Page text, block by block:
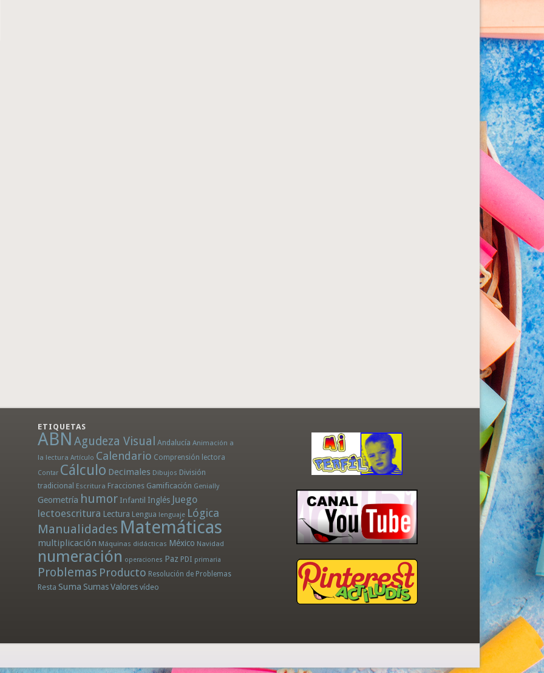
ETIQUETAS
ABN Agudeza Visual Andalucía Animación a
la lectura Artículo Calendario Comprensión lectora
Contar Cálculo Decimales Dibujos División
tradicional Escritura Fracciones Gamificación Genially
Geometría humor Infantil Inglés Juego
lectoescritura Lectura Lengua lenguaje Lógica
Manualidades Matemáticas
multiplicación Máquinas didácticas México Navidad
numeración operaciones Paz PDI primaria
Problemas Producto Resolución de Problemas
Resta Suma SumasValores vídeo